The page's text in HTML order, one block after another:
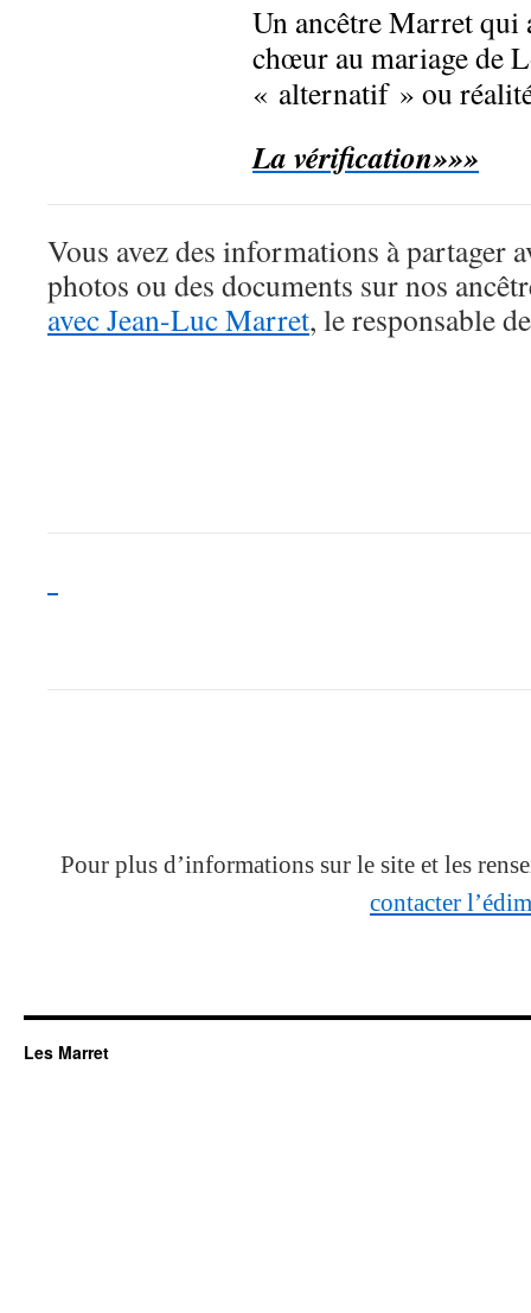
Un ancêtre Marret qui
chœur au mariage
« alternatif » ou
La vérification»»»
Vous avez des informations à partager
photos ou des documents sur nos
avec Jean-Luc Marret, le responsable
Pour plus d’informations sur le site et les
contacter
Les Marret